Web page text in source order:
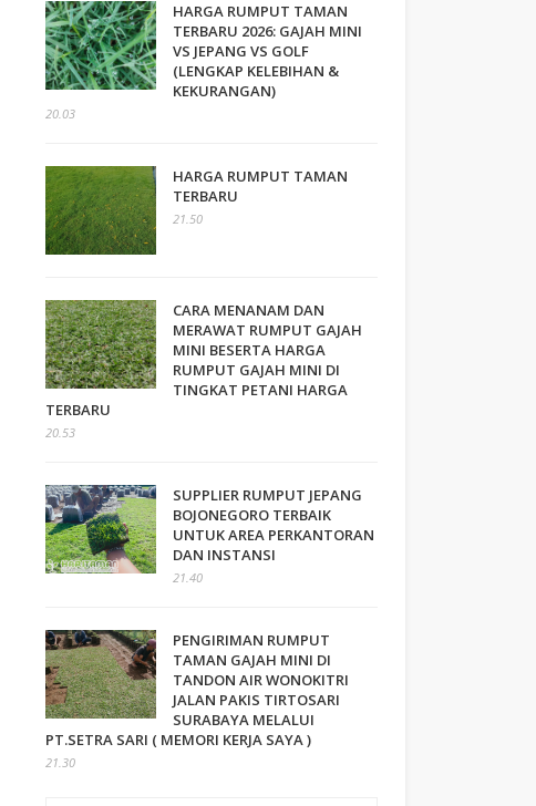
HARGA RUMPUT TAMAN
TERBARU 2026: GAJAH MINI
VS JEPANG VS GOLF
(LENGKAP KELEBIHAN &
KEKURANGAN)
20.03
HARGA RUMPUT TAMAN
TERBARU
21.50
CARA MENANAM DAN
MERAWAT RUMPUT GAJAH
MINI BESERTA HARGA
RUMPUT GAJAH MINI DI
TINGKAT PETANI HARGA
TERBARU
20.53
SUPPLIER RUMPUT JEPANG
BOJONEGORO TERBAIK
UNTUK AREA PERKANTORAN
DAN INSTANSI
21.40
PENGIRIMAN RUMPUT
TAMAN GAJAH MINI DI
TANDON AIR WONOKITRI
JALAN PAKIS TIRTOSARI
SURABAYA MELALUI
PT.SETRA SARI ( MEMORI KERJA SAYA )
21.30